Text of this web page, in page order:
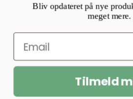
Bliv opdateret på nye
meget mere.
Tilmeld